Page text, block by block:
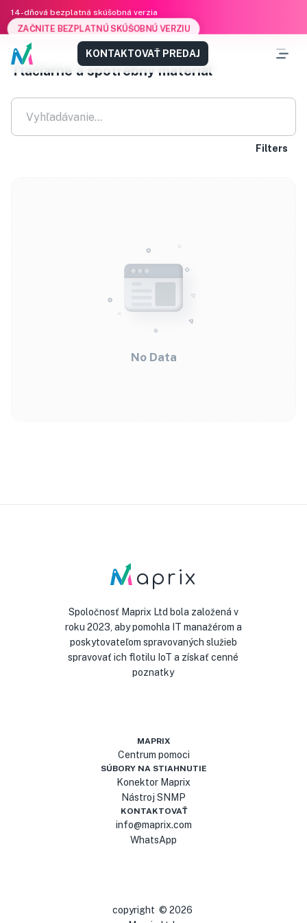
14-dňová bezplatná skúšobná verzia
ZAČNITE BEZPLATNÚ SKÚŠOBNÚ VERZIU
KONTAKTOVAŤ PREDAJ
Tlačiarne a spotrebný materiál
Filters
No Data
aprix
Spoločnosť Maprix Ltd bola založená v
roku 2023, aby pomohla IT manažérom a
poskytovateľom spravovaných služieb
spravovať ich flotilu IoT a získať cenné
poznatky
MAPRIX
Centrum pomoci
SÚBORY NA STIAHNUTIE
Konektor Maprix
Nástroj SNMP
KONTAKTOVAŤ
info@maprix.com
WhatsApp
copyright © 2026